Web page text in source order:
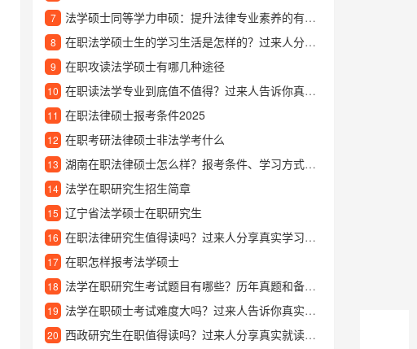
7 法学硕士同等学力申硕：提升法律专业素养的有效途径
8 在职法学硕士生的学习生活是怎样的？过来人分享真实经历
9 在职攻读法学硕士有哪几种途径
10 在职读法学专业到底值不值得？过来人告诉你真实体验
11 在职法律硕士报考条件2025
12 在职考研法律硕士非法学考什么
13 湖南在职法律硕士怎么样？报考条件、学习方式和含金量解读
14 法学在职研究生招生简章
15 辽宁省法学硕士在职研究生
16 在职法律研究生值得读吗？过来人分享真实学习体验
17 在职怎样报考法学硕士
18 法学在职研究生考试题目有哪些？历年真题和备考重点解析
19 法学在职硕士考试难度大吗？过来人告诉你真实情况
20 西政研究生在职值得读吗？过来人分享真实就读体验